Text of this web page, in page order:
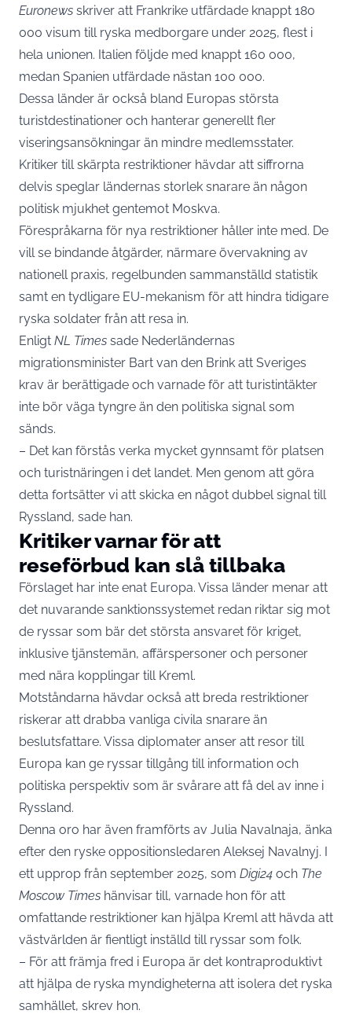
Euronews skriver att Frankrike utfärdade knappt 180
000 visum till ryska medborgare under 2025, flest i
hela unionen. Italien följde med knappt 160 000,
medan Spanien utfärdade nästan 100 000.
Dessa länder är också bland Europas största
turistdestinationer och hanterar generellt fler
viseringsansökningar än mindre medlemsstater.
Kritiker till skärpta restriktioner hävdar att siffrorna
delvis speglar ländernas storlek snarare än någon
politisk mjukhet gentemot Moskva.
Förespråkarna för nya restriktioner håller inte med. De
vill se bindande åtgärder, närmare övervakning av
nationell praxis, regelbunden sammanställd statistik
samt en tydligare EU-mekanism för att hindra tidigare
ryska soldater från att resa in.
Enligt NL Times sade Nederländernas
migrationsminister Bart van den Brink att Sveriges
krav är berättigade och varnade för att turistintäkter
inte bör väga tyngre än den politiska signal som
sänds.
– Det kan förstås verka mycket gynnsamt för platsen
och turistnäringen i det landet. Men genom att göra
detta fortsätter vi att skicka en något dubbel signal till
Ryssland, sade han.
Kritiker varnar för att
reseförbud kan slå tillbaka
Förslaget har inte enat Europa. Vissa länder menar att
det nuvarande sanktionssystemet redan riktar sig mot
de ryssar som bär det största ansvaret för kriget,
inklusive tjänstemän, affärspersoner och personer
med nära kopplingar till Kreml.
Motståndarna hävdar också att breda restriktioner
riskerar att drabba vanliga civila snarare än
beslutsfattare. Vissa diplomater anser att resor till
Europa kan ge ryssar tillgång till information och
politiska perspektiv som är svårare att få del av inne i
Ryssland.
Denna oro har även framförts av Julia Navalnaja, änka
efter den ryske oppositionsledaren Aleksej Navalnyj. I
ett upprop från september 2025, som Digi24 och The
Moscow Times hänvisar till, varnade hon för att
omfattande restriktioner kan hjälpa Kreml att hävda att
västvärlden är fientligt inställd till ryssar som folk.
– För att främja fred i Europa är det kontraproduktivt
att hjälpa de ryska myndigheterna att isolera det ryska
samhället, skrev hon.